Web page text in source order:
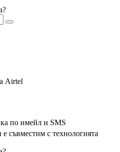
Airtel
по имейл и SMS
съвместим с технологията